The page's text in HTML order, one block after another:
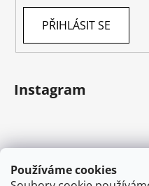
Používáme cookies
PŘIHLÁSIT SE
Instagram